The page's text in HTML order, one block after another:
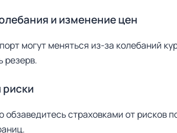
и изменение цен
могут меняться из-за колебаний
резерв.
риски
обзаведитесь страховками от рисков